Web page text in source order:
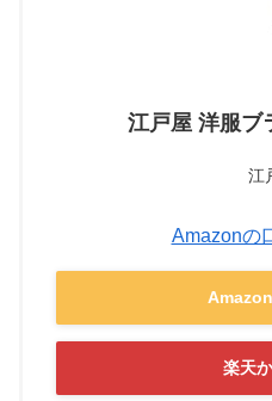
江戸屋 洋服ブ
江
Amazonの
楽天